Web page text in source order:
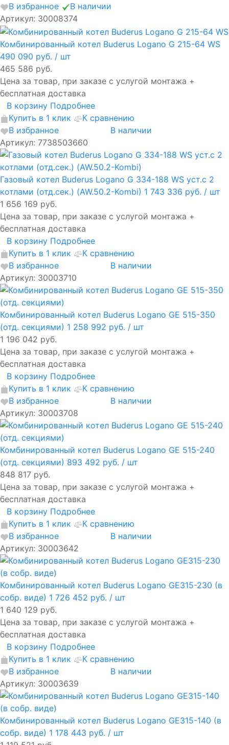
В избранное
В наличии
Артикул: 30008374
Комбинированный котел Buderus Logano G 215-64 WS
490 090 руб. / шт
465 586 руб.
Цена за товар, при заказе с услугой монтажа +
бесплатная доставка
В корзину Подробнее
Купить в 1 клик
К сравнению
В избранное
В наличии
Артикул: 7738503660
Газовый котел Buderus Logano G 334-188 WS уст.с 2
котлами (отд.сек.) (AW.50.2-Kombi) 1 743 336 руб. / шт
1 656 169 руб.
Цена за товар, при заказе с услугой монтажа +
бесплатная доставка
В корзину Подробнее
Купить в 1 клик
К сравнению
В избранное
В наличии
Артикул: 30003710
Комбинированный котел Buderus Logano GE 515-350
(отд. секциями) 1 258 992 руб. / шт
1 196 042 руб.
Цена за товар, при заказе с услугой монтажа +
бесплатная доставка
В корзину Подробнее
Купить в 1 клик
К сравнению
В избранное
В наличии
Артикул: 30003708
Комбинированный котел Buderus Logano GE 515-240
(отд. секциями) 893 492 руб. / шт
848 817 руб.
Цена за товар, при заказе с услугой монтажа +
бесплатная доставка
В корзину Подробнее
Купить в 1 клик
К сравнению
В избранное
В наличии
Артикул: 30003642
Комбинированный котел Buderus Logano GE315-230 (в
собр. виде) 1 726 452 руб. / шт
1 640 129 руб.
Цена за товар, при заказе с услугой монтажа +
бесплатная доставка
В корзину Подробнее
Купить в 1 клик
К сравнению
В избранное
В наличии
Артикул: 30003639
Комбинированный котел Buderus Logano GE315-140 (в
собр. виде) 1 178 443 руб. / шт